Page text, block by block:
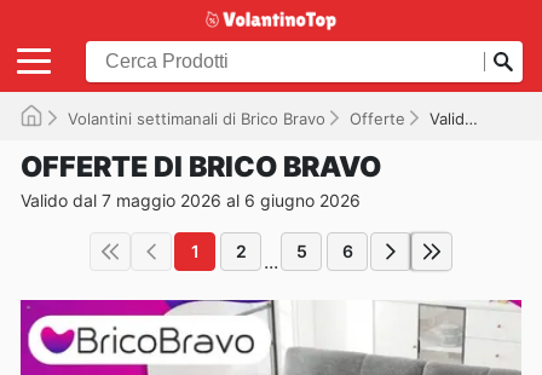
Volantini settimanali di Brico Bravo Offerte Valido fino al 06/06/2026
OFFERTE DI BRICO BRAVO
Valido dal 7 maggio 2026 al 6 giugno 2026
1 2 ... 5 6